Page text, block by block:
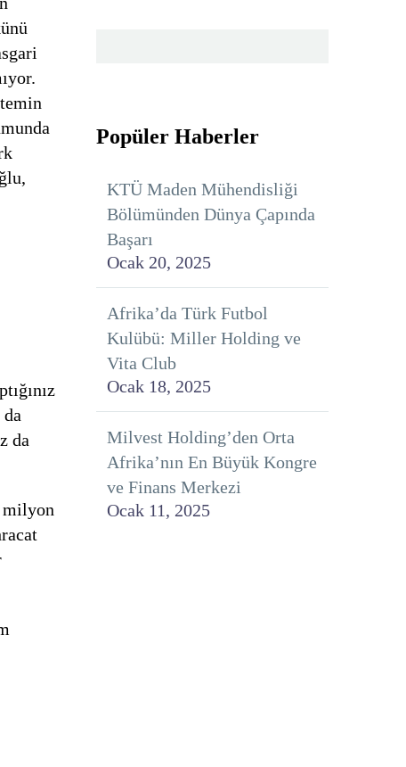
da
milyon
Popüler Haberler
KTÜ Maden Mühendisliği
Bölümünden Dünya Çapında
Başarı
Ocak 20, 2025
Afrika’da Türk Futbol
Kulübü: Miller Holding ve
Vita Club
Ocak 18, 2025
Milvest Holding’den Orta
Afrika’nın En Büyük Kongre
ve Finans Merkezi
Ocak 11, 2025